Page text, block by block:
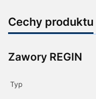
Cechy produktu
Zawory REGIN
Typ